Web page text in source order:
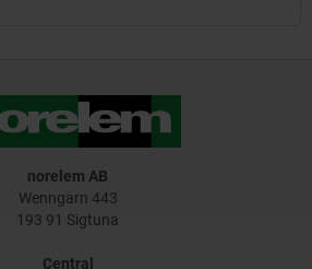
norelem AB
Wenngarn 443
193 91 Sigtuna
Central